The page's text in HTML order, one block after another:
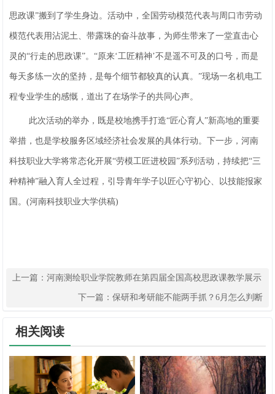
思政课”搬到了学生身边。活动中，全国劳动模范代表与周口市劳动
模范代表用沾泥土、带露珠的奋斗故事，为师生带来了一堂直击心
灵的“行走的思政课”。“原来‘工匠精神’不是遥不可及的口号，而是
每天多练一次的坚持，是每个细节都较真的认真。”现场一名机电工
程专业学生的感慨，道出了在场学子的共同心声。
此次活动的举办，既是校地携手打造“匠心育人”新高地的重要
举措，也是学校服务区域经济社会发展的具体行动。下一步，河南
科技职业大学将常态化开展“劳模工匠进校园”系列活动，持续把“三
种精神”融入育人全过程，引导青年学子以匠心守初心、以技能报家
国。(河南科技职业大学供稿)
上一篇：河南测绘职业学院教师在第四届全国高校思政课教学展示
下一篇： 保研和考研能不能两手抓？6月怎么判断
相关阅读